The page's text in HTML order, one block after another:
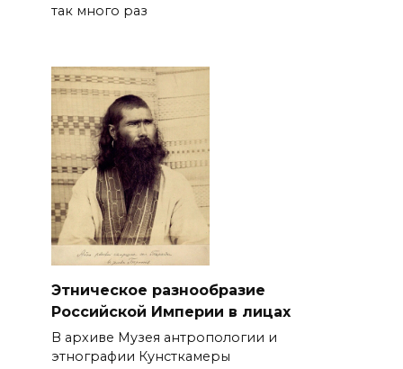
так много раз
Этническое разнообразие
Российской Империи в лицах
В архиве Музея антропологии и
этнографии Кунсткамеры